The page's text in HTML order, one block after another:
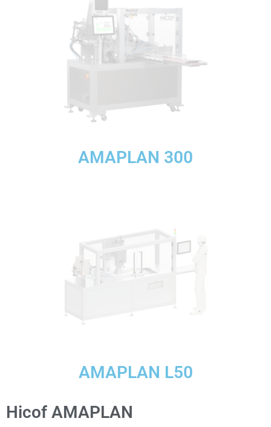
AMAPLAN 300
AMAPLAN L50
Hicof AMAPLAN